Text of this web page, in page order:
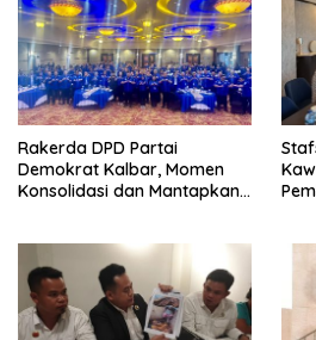
Rakerda DPD Partai
Demokrat Kalbar, Momen
Konsolidasi dan Mantapkan